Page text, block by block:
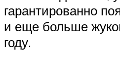
гарантированно
и еще больше
году.